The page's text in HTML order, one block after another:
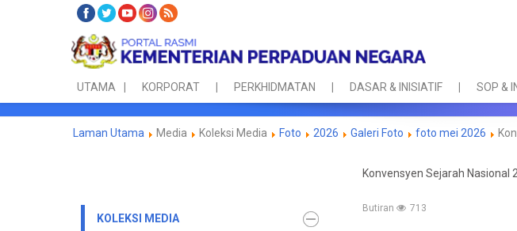
UTAMA KORPORAT PERKHIDMATAN DASAR & INISIATIF SOP &
Laman Utama Media Koleksi Media Foto 2026 Galeri Foto foto mei 2026
KOLEKSI MEDIA
Konvensyen Sejarah Nasional
Butiran 713